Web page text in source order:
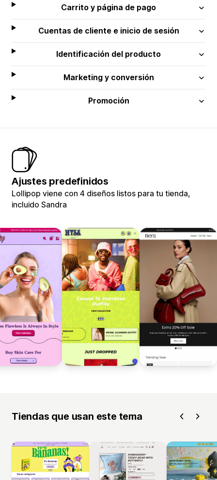
Carrito y página de pago
Cuentas de cliente e inicio de sesión
Identificación del producto
Marketing y conversión
Promoción
Ajustes predefinidos
Lollipop viene con 4 diseños listos para tu tienda,
incluido Sandra
Tiendas que usan este tema